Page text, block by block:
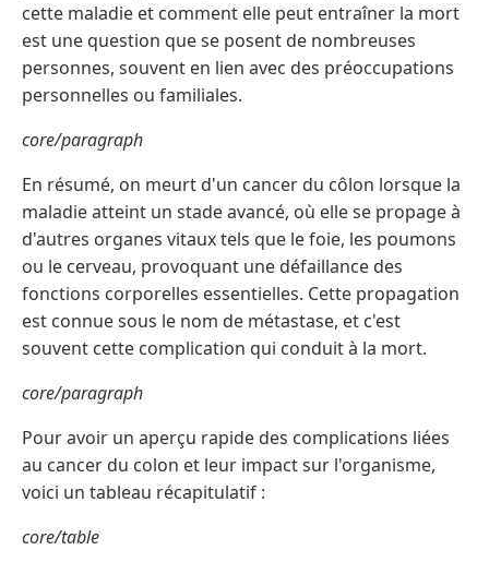
cette maladie et comment elle peut entraîner la mort
est une question que se posent de nombreuses
personnes, souvent en lien avec des préoccupations
personnelles ou familiales.
core/paragraph
En résumé, on meurt d'un cancer du côlon lorsque la
maladie atteint un stade avancé, où elle se propage à
d'autres organes vitaux tels que le foie, les poumons
ou le cerveau, provoquant une défaillance des
fonctions corporelles essentielles. Cette propagation
est connue sous le nom de métastase, et c'est
souvent cette complication qui conduit à la mort.
core/paragraph
Pour avoir un aperçu rapide des complications liées
au cancer du colon et leur impact sur l'organisme,
voici un tableau récapitulatif :
core/table